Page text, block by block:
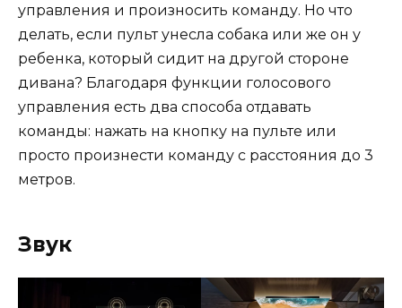
управления и произносить команду. Но что
делать, если пульт унесла собака или же он у
ребенка, который сидит на другой стороне
дивана? Благодаря функции голосового
управления есть два способа отдавать
команды: нажать на кнопку на пульте или
просто произнести команду с расстояния до 3
метров.
Звук